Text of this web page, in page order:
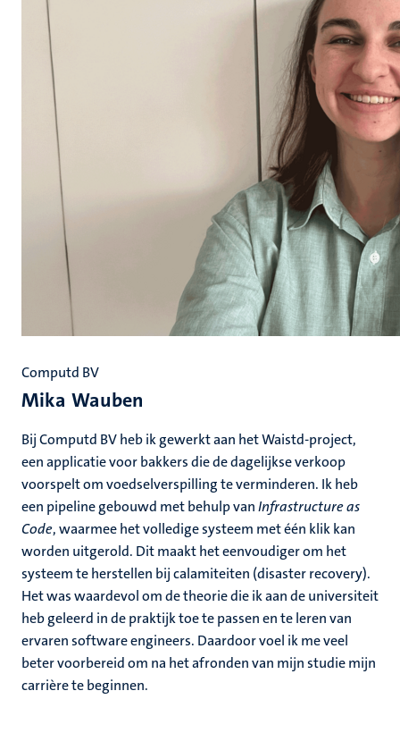
Mika Wauben
Computd BV
Bij Computd BV heb ik gewerkt aan het Waistd-project,
een applicatie voor bakkers die de dagelijkse verkoop
voorspelt om voedselverspilling te verminderen. Ik heb
een pipeline gebouwd met behulp vanInfrastructure as
Code, waarmee het volledige systeem met één klik kan
worden uitgerold. Dit maakt het eenvoudiger om het
systeem te herstellen bij calamiteiten (disaster recovery).
Het was waardevol om de theorie die ik aan de universiteit
heb geleerd in de praktijk toe te passen en te leren van
ervaren software engineers. Daardoor voel ik me veel
beter voorbereid om na het afronden van mijn studie mijn
carrière te beginnen.